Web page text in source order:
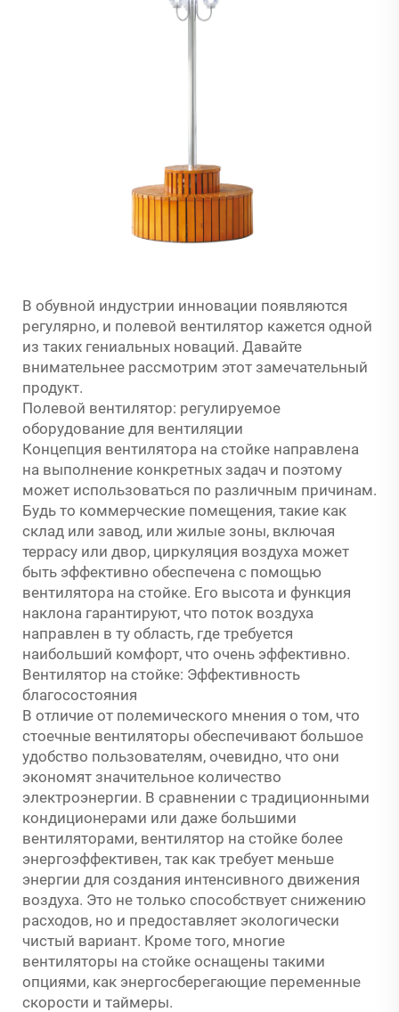
В обувной индустрии инновации появляются
регулярно, и полевой вентилятор кажется одной
из таких гениальных новаций. Давайте
внимательнее рассмотрим этот замечательный
продукт.
Полевой вентилятор: регулируемое
оборудование для вентиляции
Концепция вентилятора на стойке направлена
на выполнение конкретных задач и поэтому
может использоваться по различным причинам.
Будь то коммерческие помещения, такие как
склад или завод, или жилые зоны, включая
террасу или двор, циркуляция воздуха может
быть эффективно обеспечена с помощью
вентилятора на стойке. Его высота и функция
наклона гарантируют, что поток воздуха
направлен в ту область, где требуется
наибольший комфорт, что очень эффективно.
Вентилятор на стойке: Эффективность
благосостояния
В отличие от полемического мнения о том, что
стоечные вентиляторы обеспечивают большое
удобство пользователям, очевидно, что они
экономят значительное количество
электроэнергии. В сравнении с традиционными
кондиционерами или даже большими
вентиляторами, вентилятор на стойке более
энергоэффективен, так как требует меньше
энергии для создания интенсивного движения
воздуха. Это не только способствует снижению
расходов, но и предоставляет экологически
чистый вариант. Кроме того, многие
вентиляторы на стойке оснащены такими
опциями, как энергосберегающие переменные
скорости и таймеры.